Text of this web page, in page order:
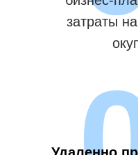
затраты